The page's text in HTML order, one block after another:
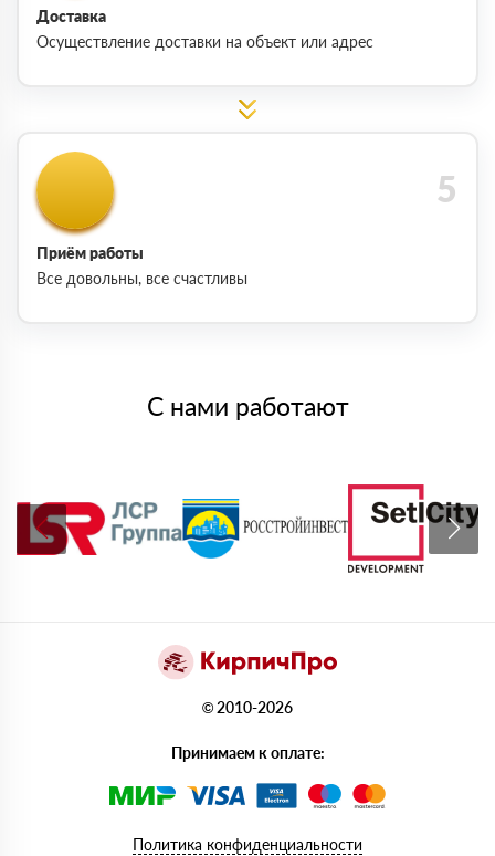
Доставка
Осуществление доставки на объект или адрес
Приём работы
Все довольны, все счастливы
С нами работают
© 2010-2026
Принимаем к оплате:
Политика конфиденциальности